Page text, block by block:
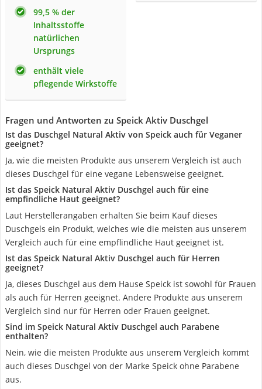
99,5 % der
Inhaltsstoffe
natürlichen
Ursprungs
enthält viele
pflegende Wirkstoffe
Fragen und Antworten zu Speick Aktiv Duschgel
Ist das Duschgel Natural Aktiv von Speick auch für Veganer
geeignet?
Ja, wie die meisten Produkte aus unserem Vergleich ist auch
dieses Duschgel für eine vegane Lebensweise geeignet.
Ist das Speick Natural Aktiv Duschgel auch für eine
empfindliche Haut geeignet?
Laut Herstellerangaben erhalten Sie beim Kauf dieses
Duschgels ein Produkt, welches wie die meisten aus unserem
Vergleich auch für eine empflindliche Haut geeignet ist.
Ist das Speick Natural Aktiv Duschgel auch für Herren
geeignet?
Ja, dieses Duschgel aus dem Hause Speick ist sowohl für Frauen
als auch für Herren geeignet. Andere Produkte aus unserem
Vergleich sind nur für Herren oder Frauen geeignet.
Sind im Speick Natural Aktiv Duschgel auch Parabene
enthalten?
Nein, wie die meisten Produkte aus unserem Vergleich kommt
auch dieses Duschgel von der Marke Speick ohne Parabene
aus.